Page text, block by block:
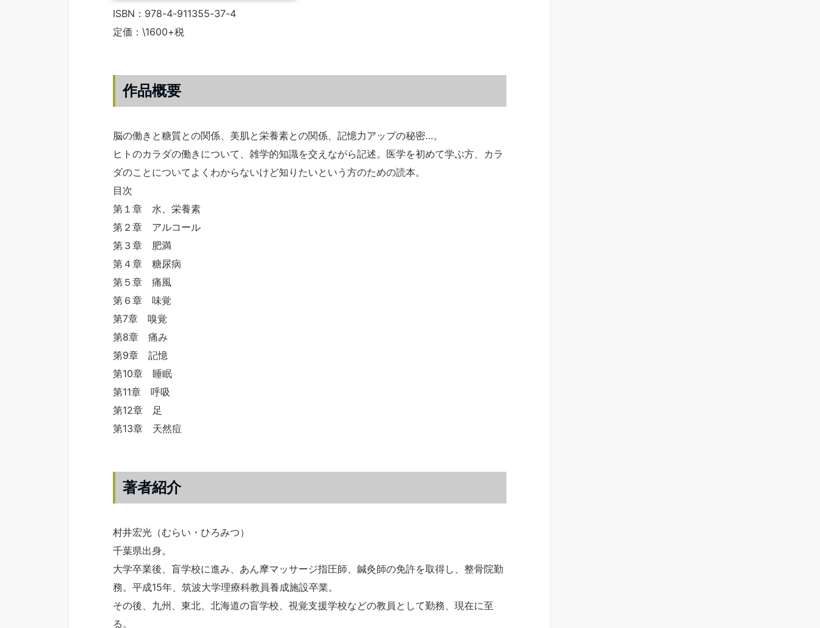
ISBN：978-4-911355-37-4
定価：\1600+税
作品概要
脳の働きと糖質との関係、美肌と栄養素との関係、記憶力アップの秘密…。
ヒトのカラダの働きについて、雑学的知識を交えながら記述。医学を初めて学ぶ方、カラ
ダのことについてよくわからないけど知りたいという方のための読本。
目次
第１章 水、栄養素
第２章 アルコール
第３章 肥満
第４章 糖尿病
第５章 痛風
第６章 味覚
第7章 嗅覚
第8章 痛み
第9章 記憶
第10章 睡眠
第11章 呼吸
第12章 足
第13章 天然痘
著者紹介
村井宏光（むらい・ひろみつ）
千葉県出身。
大学卒業後、盲学校に進み、あん摩マッサージ指圧師、鍼灸師の免許を取得し、整骨院勤
務。平成15年、筑波大学理療科教員養成施設卒業。
その後、九州、東北、北海道の盲学校、視覚支援学校などの教員として勤務、現在に至
る。